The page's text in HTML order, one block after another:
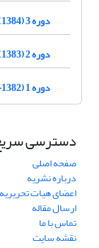
دوره 3 (1384)
دوره 2 (1383)
دوره 1 (1382-1381)
دسترسی
صفحه اصلی
درباره نشریه
اعضای هیات تحریریه
ارسال مقاله
تماس با ما
نقشه سایت